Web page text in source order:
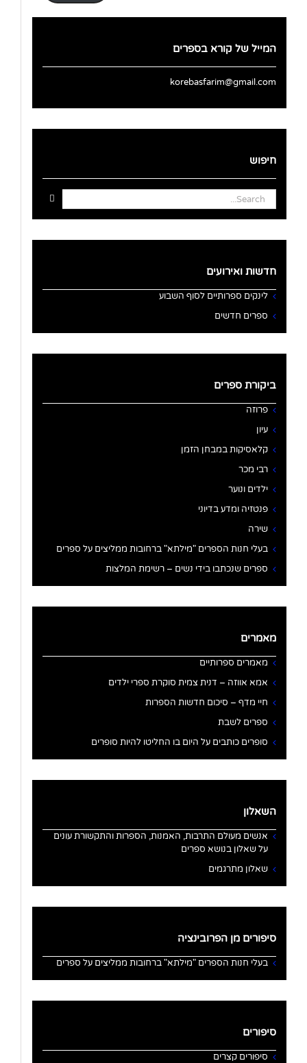
המייל של קורא בספרים
korebasfarim@gmail.com
חיפוש
Search
for:
חדשות ואירועים
לינקים ספרותיים לסוף השבוע
ספרים חדשים
ביקורת ספרים
פרוזה
עיון
קלאסיקות במבחן הזמן
רבי מכר
ילדים ונוער
פנטזיה ומדע בדיוני
שירה
בעלי חנות הספרים "מילתא" ברחובות ממליצים על ספרים
ספרים שנכתבו בידי נשים – רשימת המלצות
מאמרים
מאמרים ספרותיים
אמא אווזה – דנית צמית סוקרת ספרי ילדים
חיי מדף – סיכום חדשות הספרות
ספרים לשבת
סופרים כותבים על היום בו החליטו להיות סופרים
השאלון
אנשים מעולם התרבות, האמנות, הספרות והתקשורת עונים
על שאלון בנושא ספרים
שאלון מתרגמים
סיפורים מן הפרובינציה
בעלי חנות הספרים "מילתא" ברחובות ממליצים על ספרים
סיפורים
סיפורים קצרים